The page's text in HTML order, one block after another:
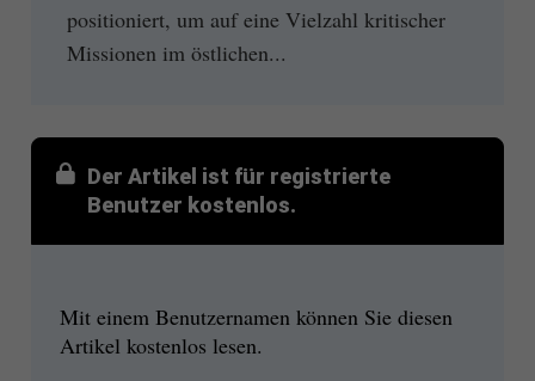
positioniert, um auf eine Vielzahl kritischer
Missionen im östlichen...
Der Artikel ist für registrierte
Benutzer kostenlos.
Mit einem Benutzernamen können Sie diesen
Artikel kostenlos lesen.